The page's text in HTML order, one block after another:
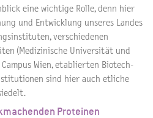
eine wichtige Rolle, denn hier
und Entwicklung unseres Landes
verschiedenen
(Medizinische Universität und
Wien, etablierten Biotech-
sind hier auch etliche
Proteinen